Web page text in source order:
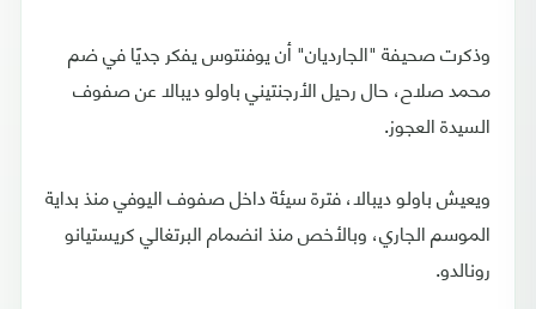
وذكرت صحيفة "الجارديان" أن يوفنتوس يفكر جديًا في ضم
محمد صلاح، حال رحيل الأرجنتيني باولو ديبالا عن صفوف
السيدة العجوز.
ويعيش باولو ديبالا، فترة سيئة داخل صفوف اليوفي منذ بداية
الموسم الجاري، وبالأخص منذ انضمام البرتغالي كريستيانو
رونالدو.